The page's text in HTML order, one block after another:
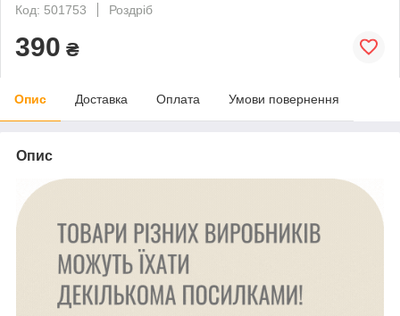
Код: 501753
Роздріб
390 ₴
Опис Доставка Оплата Умови повернення
Опис